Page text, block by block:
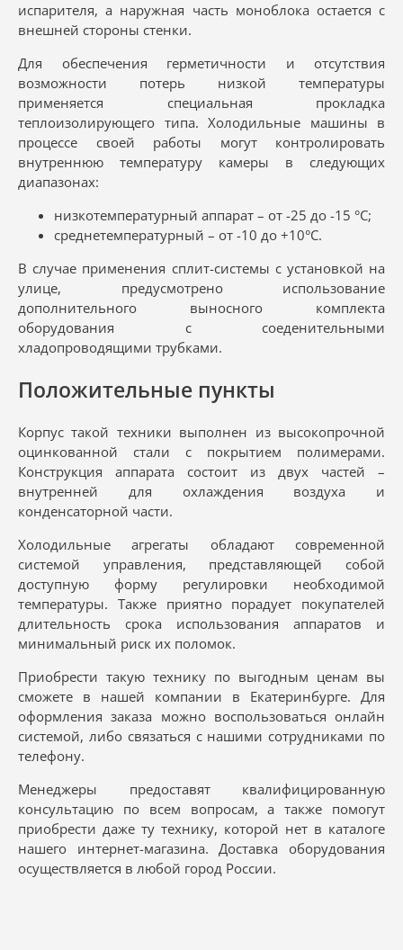
испарителя, а наружная часть моноблока остается с
внешней стороны стенки.
Для обеспечения герметичности и отсутствия
возможности потерь низкой температуры
применяется специальная прокладка
теплоизолирующего типа. Холодильные машины в
процессе своей работы могут контролировать
внутреннюю температуру камеры в следующих
диапазонах:
низкотемпературный аппарат – от -25 до -15 °С;
среднетемпературный – от -10 до +10°С.
В случае применения сплит-системы с установкой на
улице, предусмотрено использование
дополнительного выносного комплекта
оборудования с соеденительными
хладопроводящими трубками.
Положительные пункты
Корпус такой техники выполнен из высокопрочной
оцинкованной стали с покрытием полимерами.
Конструкция аппарата состоит из двух частей –
внутренней для охлаждения воздуха и
конденсаторной части.
Холодильные агрегаты обладают современной
системой управления, представляющей собой
доступную форму регулировки необходимой
температуры. Также приятно порадует покупателей
длительность срока использования аппаратов и
минимальный риск их поломок.
Приобрести такую технику по выгодным ценам вы
сможете в нашей компании в Екатеринбурге. Для
оформления заказа можно воспользоваться онлайн
системой, либо связаться с нашими сотрудниками по
телефону.
Менеджеры предоставят квалифицированную
консультацию по всем вопросам, а также помогут
приобрести даже ту технику, которой нет в каталоге
нашего интернет-магазина. Доставка оборудования
осуществляется в любой город России.